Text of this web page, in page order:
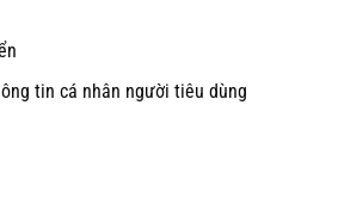
tin cá nhân người tiêu dùng